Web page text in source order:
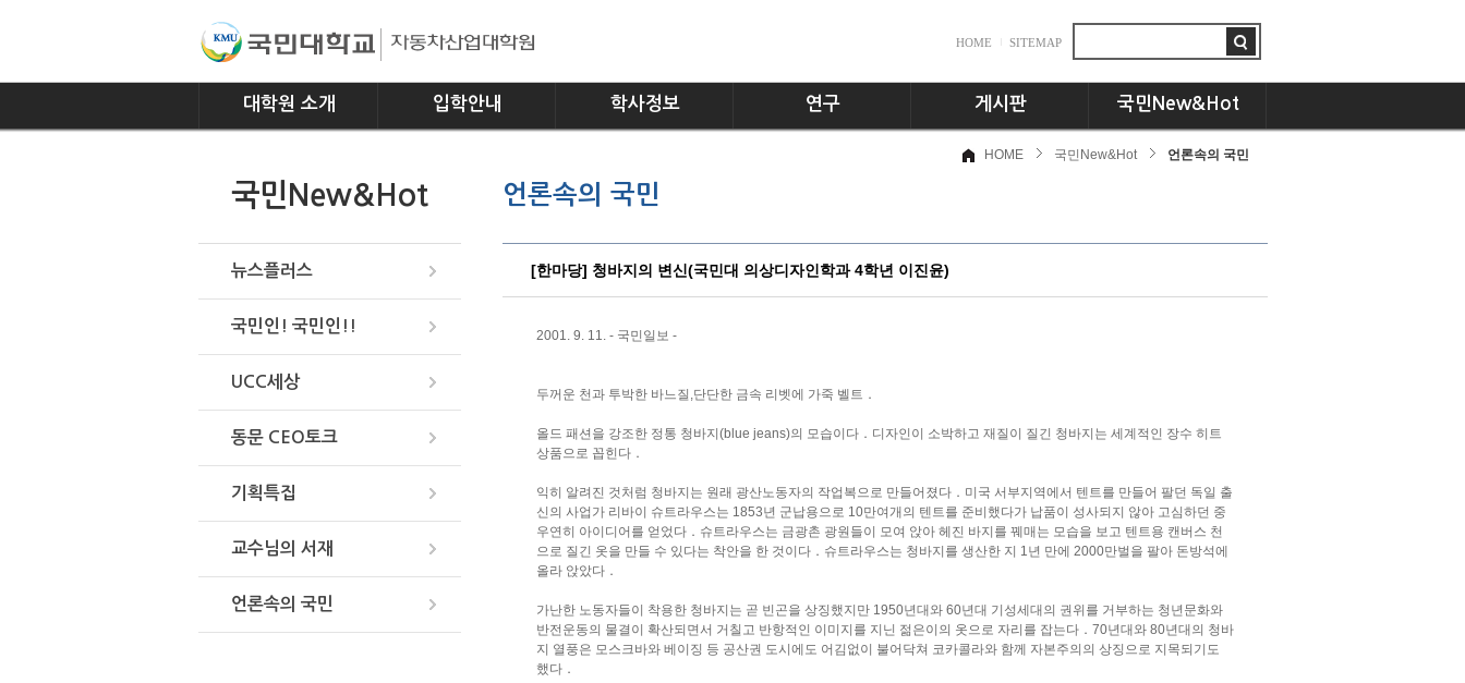
HOME SITEMAP
대학원 소개
연혁
입학안내 학사정보
교과과정
연구 게시판
공지사항
국민New&Hot
뉴스플러스
국민New&Hot
뉴스플러스
국민인! 국민인!!
UCC세상
동문 CEO토크
기획특집
교수님의 서재
언론속의 국민
언론속의 국민
HOME 국민New&Hot 언론속의 국민
[한마당] 청바지의 변신(국민대 의상디자인학과 4학년 이진윤)
2001. 9. 11. - 국민일보 -
두꺼운 천과 투박한 바느질,단단한 금속 리벳에 가죽 벨트．
올드 패션을 강조한 정통 청바지(blue jeans)의 모습이다．디자인이 소박하고 재질이 질긴 청바지는 세계적인 장수 히트
상품으로 꼽힌다．
익히 알려진 것처럼 청바지는 원래 광산노동자의 작업복으로 만들어졌다．미국 서부지역에서 텐트를 만들어 팔던 독일 출
신의 사업가 리바이 슈트라우스는 1853년 군납용으로 10만여개의 텐트를 준비했다가 납품이 성사되지 않아 고심하던 중
우연히 아이디어를 얻었다．슈트라우스는 금광촌 광원들이 모여 앉아 헤진 바지를 꿰매는 모습을 보고 텐트용 캔버스 천
으로 질긴 옷을 만들 수 있다는 착안을 한 것이다．슈트라우스는 청바지를 생산한 지 1년 만에 2000만벌을 팔아 돈방석에
올라 앉았다．
가난한 노동자들이 착용한 청바지는 곧 빈곤을 상징했지만 1950년대와 60년대 기성세대의 권위를 거부하는 청년문화와
반전운동의 물결이 확산되면서 거칠고 반항적인 이미지를 지닌 젊은이의 옷으로 자리를 잡는다．70년대와 80년대의 청바
지 열풍은 모스크바와 베이징 등 공산권 도시에도 어김없이 불어닥쳐 코카콜라와 함께 자본주의의 상징으로 지목되기도
했다．